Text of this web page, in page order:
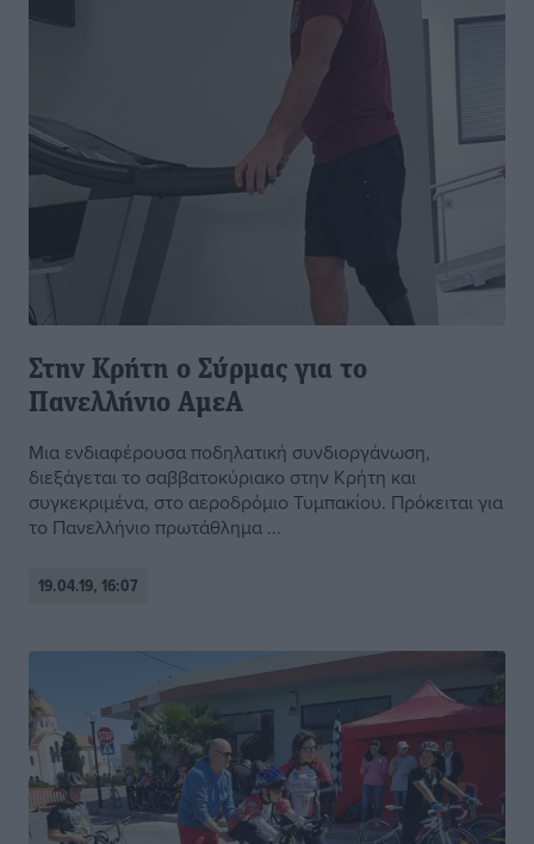
Στην Κρήτη ο Σύρμας για το
Πανελλήνιο ΑμεΑ
Μια ενδιαφέρουσα ποδηλατική συνδιοργάνωση,
διεξάγεται το σαββατοκύριακο στην Κρήτη και
συγκεκριμένα, στο αεροδρόμιο Τυμπακίου. Πρόκειται για
το Πανελλήνιο πρωτάθλημα ...
19.04.19, 16:07